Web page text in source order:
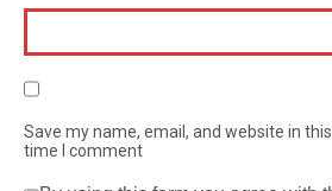
Save my name, email, and website in
time I comment